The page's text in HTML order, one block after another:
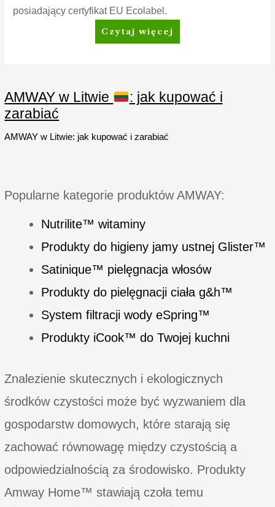
posiadający certyfikat EU Ecolabel.
SA8™
Premium
Czytaj więcej
AMWAY w Litwie
: jak kupować i
zarabiać
AMWAY w Litwie: jak kupować i zarabiać
Popularne kategorie produktów AMWAY:
Nutrilite™ witaminy
Produkty do higieny jamy ustnej Glister™
Satinique™ pielęgnacja włosów
Produkty do pielęgnacji ciała g&h™
System filtracji wody eSpring™
Produkty iCook™ do Twojej kuchni
Znalezienie skutecznych i ekologicznych
środków czystości może być wyzwaniem dla
gospodarstw domowych, które starają się
zachować równowagę między czystością a
odpowiedzialnością za środowisko. Produkty
Amway Home™ stawiają czoła temu